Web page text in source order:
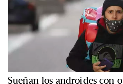
Sueñan los androides con